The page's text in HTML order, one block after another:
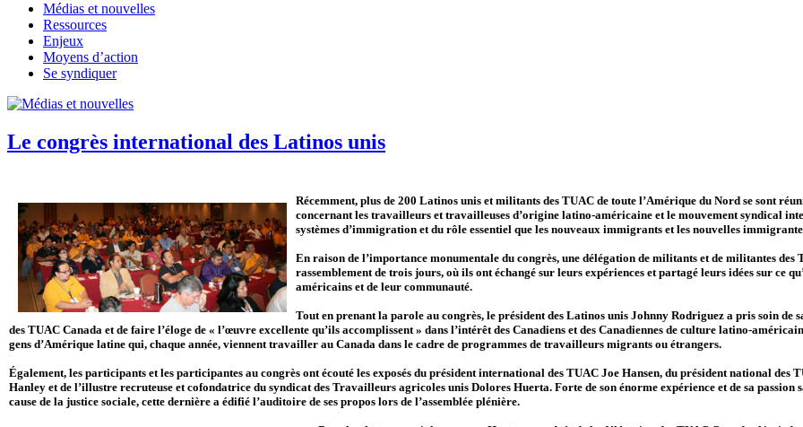
Médias et nouvelles
Ressources
Enjeux
Moyens d’action
Se syndiquer
Le congrès international des Latinos unis
Récemment, plus de 200 Latinos unis et militants des TUAC de toute l’Amérique du Nord se sont
concernant les travailleurs et travailleuses d’origine latino-américaine et le mouvement syndical
systèmes d’immigration et du rôle essentiel que les nouveaux immigrants et les nouvelles
En raison de l’importance monumentale du congrès, une délégation de militants et de militantes
rassemblement de trois jours, où ils ont échangé sur leurs expériences et partagé leurs idées sur
américains et de leur communauté.
Tout en prenant la parole au congrès, le président des Latinos unis Johnny Rodriguez a pris soin de
des TUAC Canada et de faire l’éloge de « l’œuvre excellente qu’ils accomplissent » dans l’intérêt des Canadiens et des Canadiennes de culture latino-
gens d’Amérique latine qui, chaque année, viennent travailler au Canada dans le cadre de programmes de travailleurs migrants ou étrangers.
Également, les participants et les participantes au congrès ont écouté les exposés du président international des TUAC Joe Hansen, du président national des
Hanley et de l’illustre recruteuse et cofondatrice du syndicat des Travailleurs agricoles unis Dolores Huerta. Forte de son énorme expérience et de sa passion
cause de la justice sociale, cette dernière a édifié l’auditoire de ses propos lors de l’assemblée plénière.